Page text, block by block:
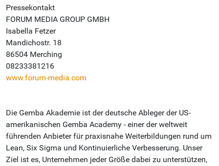
Pressekontakt
FORUM MEDIA GROUP GMBH
Isabella Fetzer
Mandichostr. 18
86504 Merching
08233381216
www.forum-media.com
Die Gemba Akademie ist der deutsche Ableger der US-
amerikanischen Gemba Academy - einer der weltweit
führenden Anbieter für praxisnahe Weiterbildungen rund um
Lean, Six Sigma und Kontinuierliche Verbesserung. Unser
Ziel ist es, Unternehmen jeder Größe dabei zu unterstützen,